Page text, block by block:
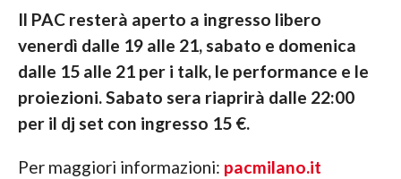
Il PAC resterà aperto a ingresso libero
venerdì dalle 19 alle 21, sabato e domenica
dalle 15 alle 21 per i talk, le performance e le
proiezioni. Sabato sera riaprirà dalle 22:00
per il dj set con ingresso 15 €.
Per maggiori informazioni: pacmilano.it